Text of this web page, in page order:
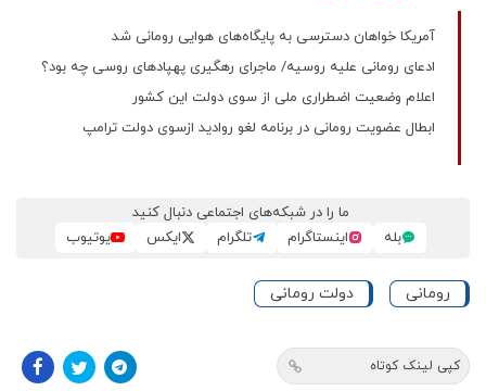
آمریکا خواهان دسترسی به پایگاه‌های هوایی رومانی شد
ادعای رومانی علیه روسیه/ ماجرای رهگیری پهپادهای روسی چه بود؟
اعلام وضعیت اضطراری ملی از سوی دولت این کشور
ابطال عضویت رومانی در برنامه لغو روادید ازسوی دولت ترامپ
ما را در شبکه‌های اجتماعی دنبال کنید
بله
اینستاگرام تلگرام ایکس یوتیوب
رومانی دولت رومانی
کپی لینک کوتاه